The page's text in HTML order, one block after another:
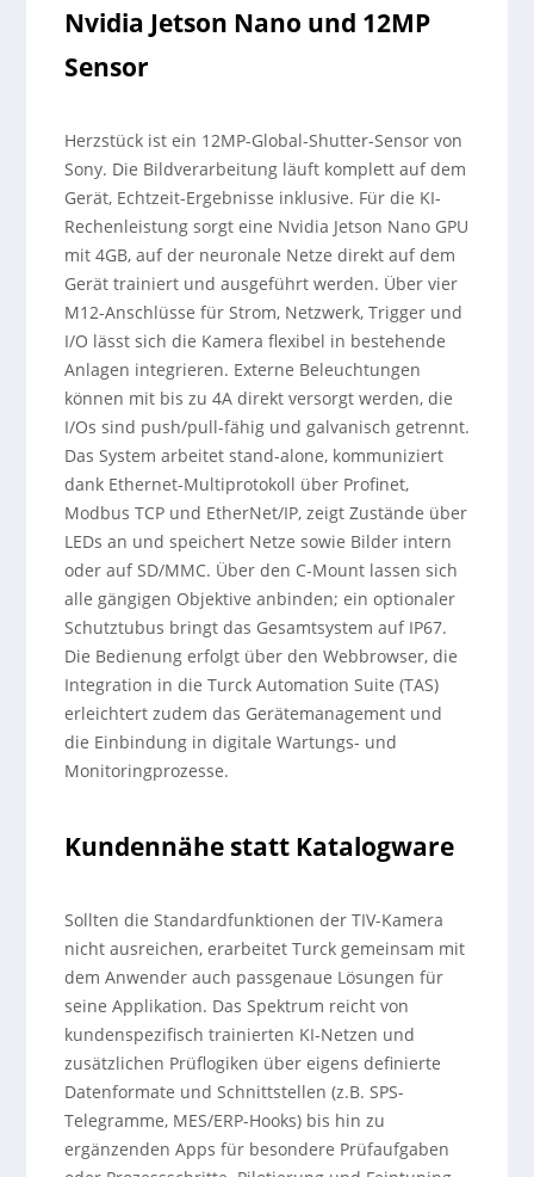
Nvidia Jetson Nano und 12MP
Sensor
Herzstück ist ein 12MP-Global-Shutter-Sensor von
Sony. Die Bildverarbeitung läuft komplett auf dem
Gerät, Echtzeit-Ergebnisse inklusive. Für die KI-
Rechenleistung sorgt eine Nvidia Jetson Nano GPU
mit 4GB, auf der neuronale Netze direkt auf dem
Gerät trainiert und ausgeführt werden. Über vier
M12-Anschlüsse für Strom, Netzwerk, Trigger und
I/O lässt sich die Kamera flexibel in bestehende
Anlagen integrieren. Externe Beleuchtungen
können mit bis zu 4A direkt versorgt werden, die
I/Os sind push/pull-fähig und galvanisch getrennt.
Das System arbeitet stand-alone, kommuniziert
dank Ethernet-Multiprotokoll über Profinet,
Modbus TCP und EtherNet/IP, zeigt Zustände über
LEDs an und speichert Netze sowie Bilder intern
oder auf SD/MMC. Über den C-Mount lassen sich
alle gängigen Objektive anbinden; ein optionaler
Schutztubus bringt das Gesamtsystem auf IP67.
Die Bedienung erfolgt über den Webbrowser, die
Integration in die Turck Automation Suite (TAS)
erleichtert zudem das Gerätemanagement und
die Einbindung in digitale Wartungs- und
Monitoringprozesse.
Kundennähe statt Katalogware
Sollten die Standardfunktionen der TIV-Kamera
nicht ausreichen, erarbeitet Turck gemeinsam mit
dem Anwender auch passgenaue Lösungen für
seine Applikation. Das Spektrum reicht von
kundenspezifisch trainierten KI-Netzen und
zusätzlichen Prüflogiken über eigens definierte
Datenformate und Schnittstellen (z.B. SPS-
Telegramme, MES/ERP-Hooks) bis hin zu
ergänzenden Apps für besondere Prüfaufgaben